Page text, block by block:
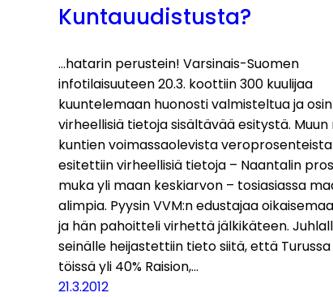
Kuntauudistusta?
…hatarin perustein! Varsinais-Suomen
infotilaisuuteen 20.3. koottiin 300 kuulijaa
kuuntelemaan huonosti valmisteltua ja osin
virheellisiä tietoja sisältävää esitystä. Muun
kuntien voimassaolevista veroprosenteista
esitettiin virheellisiä tietoja – Naantalin
muka yli maan keskiarvon – tosiasiassa
alimpia. Pyysin VVM:n edustajaa
ja hän pahoitteli virhettä jälkikäteen.
seinälle heijastettiin tieto siitä, että
töissä yli 40% Raision,…
21.3.2012